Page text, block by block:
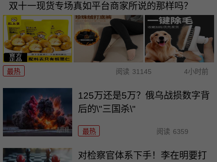
双十一现货专场真如平台商家所说的那样吗？
最热 阅读 31145 4小时前
125万还是5万？俄乌战损数字背
后的\"三国杀\"
最热 阅读 6359
对检察官体系下手！李在明要打